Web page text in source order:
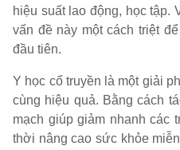
hiệu suất lao động, học tập.
vấn đề này một cách triệt
đầu tiên.
Y học cổ truyền là một giải
cùng hiệu quả. Bằng cách
mạch giúp giảm nhanh các
thời nâng cao sức khỏe